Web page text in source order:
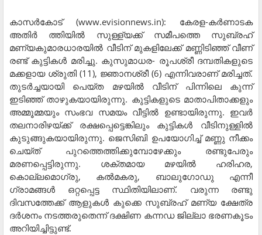
കാസര്‍കോട് (www.evisionnews.in): കേരള-കര്‍ണാടക
അതിര്‍ ത്തിയില്‍ സുള്ള്യക്ക് സമീപത്തെ സുബ്രഹ്
മണ്യകുമാരധാരയില്‍ വീടിന് മുകളിലേക്ക് മണ്ണിടിഞ്ഞ് വീണ്
രണ്ട് കുട്ടികള്‍ മരിച്ചു. കുസുമാധര- രൂപശ്രീ ദമ്പതികളുടെ
മക്കളായ ശ്രുതി (11), ജ്ഞാനശ്രീ (6) എന്നിവരാണ് മരിച്ചത്.
തുടര്‍ച്ചയായി പെയ്ത മഴയില്‍ വീടിന് പിന്നിലെ കുന്ന്
ഇടിഞ്ഞ് താഴുകയായിരുന്നു. കുട്ടികളുടെ മാതാപിതാക്കളും
അമ്മൂമ്മയും സംഭവ സമയം വീട്ടില്‍ ഉണ്ടായിരുന്നു. ഇവര്‍
തലനാരിഴയ്ക്ക് രക്ഷപ്പെട്ടെങ്കിലും കുട്ടികള്‍ വീടിനുള്ളില്‍
കുടുങ്ങുകയായിരുന്നു. ജെസിബി ഉപയോഗിച്ച് മണ്ണു നീക്കം
ചെയ്ത് പുറത്തെത്തിക്കുമ്പോഴേക്കും രണ്ടുപേരും
മരണപ്പെട്ടിരുന്നു. ശക്തമായ മഴയില്‍ ഹരിഹര,
കൊല്ലമൊഗ്രു, കല്‍മകരു, ബാലുഗോഡു എന്നീ
ഗ്രാമങ്ങള്‍ ഒറ്റപ്പെട്ട സ്ഥിതിയിലാണ്. വരുന്ന രണ്ടു
ദിവസത്തേക്ക് ആളുകള്‍ കുക്കെ സുബ്രഹ് മണ്യ ക്ഷേത്ര
ദര്‍ശനം നടത്തരുതെന്ന് ദക്ഷിണ കന്നഡ ജില്ലാ ഭരണകൂടം
അറിയിച്ചിട്ടുണ്ട്.